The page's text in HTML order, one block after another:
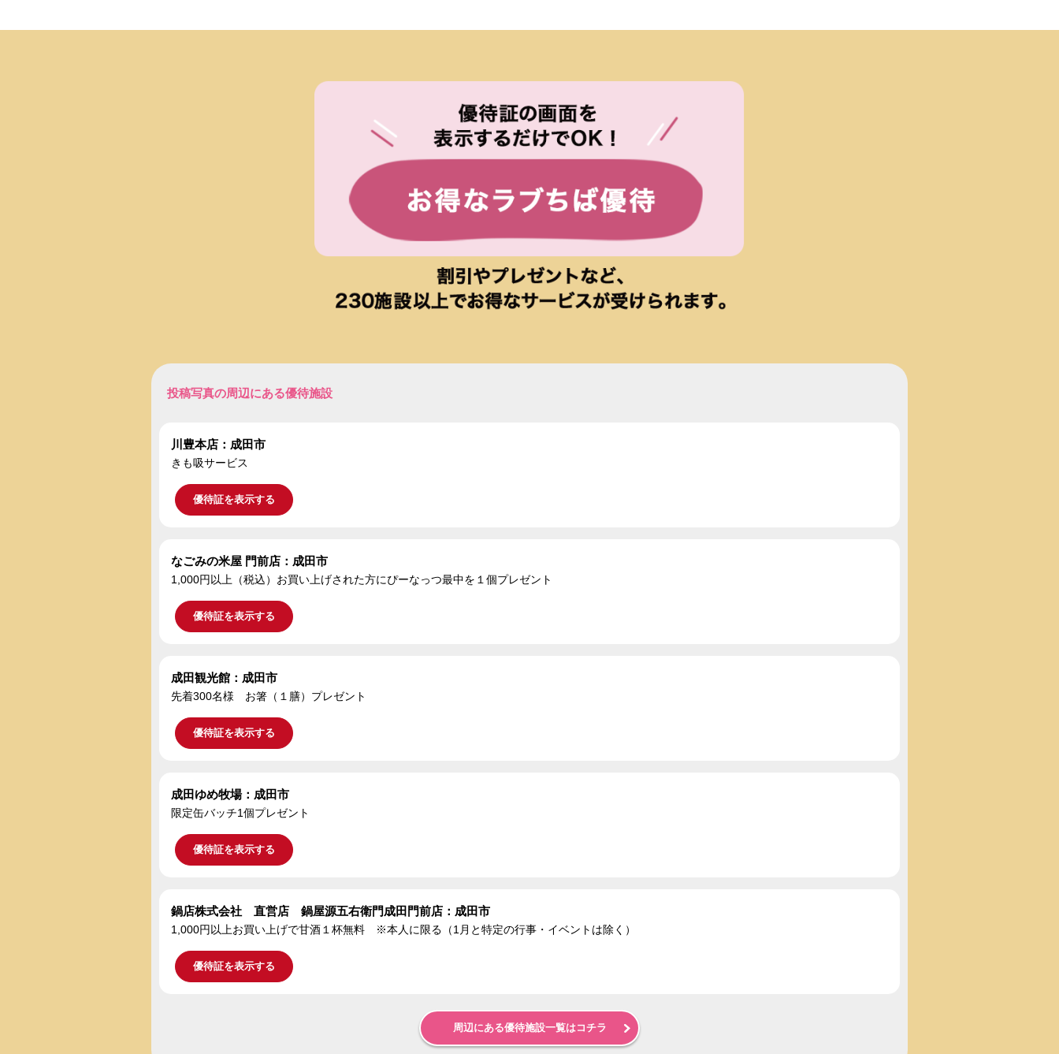
投稿写真の周辺にある優待施設
川豊本店：成田市
きも吸サービス
優待証を表示する
なごみの米屋 門前店：成田市
1,000円以上（税込）お買い上げされた方にぴーなっつ最中を１個プレゼント
優待証を表示する
成田観光館：成田市
先着300名様 お箸（１膳）プレゼント
優待証を表示する
成田ゆめ牧場：成田市
限定缶バッチ1個プレゼント
優待証を表示する
鍋店株式会社 直営店 鍋屋源五右衛門成田門前店：成田市
1,000円以上お買い上げで甘酒１杯無料 ※本人に限る（1月と特定の行事・イベントは除く）
優待証を表示する
周辺にある優待施設一覧はコチラ